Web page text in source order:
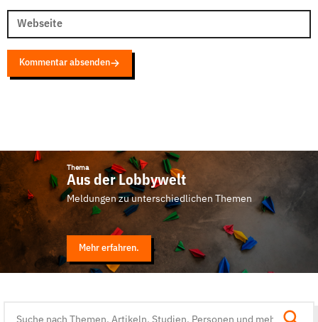
Webseite
Kommentar absenden
Thema
Aus der Lobbywelt
Meldungen zu unterschiedlichen Themen
Mehr erfahren.